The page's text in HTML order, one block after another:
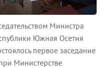
Министра
Южная Осетия
первое заседание
Министерстве